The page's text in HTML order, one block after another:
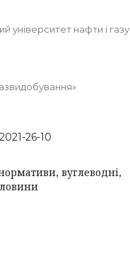
університет нафти і газу
26-10
вуглеводні,